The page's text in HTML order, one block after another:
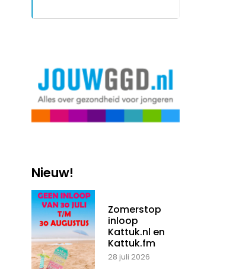
Nieuw!
Zomerstop
inloop
Kattuk.nl en
Kattuk.fm
28 juli 2026